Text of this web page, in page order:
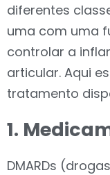
diferentes
uma com uma
controlar a
articular. Aqui
tratamento
1.
DMARDs